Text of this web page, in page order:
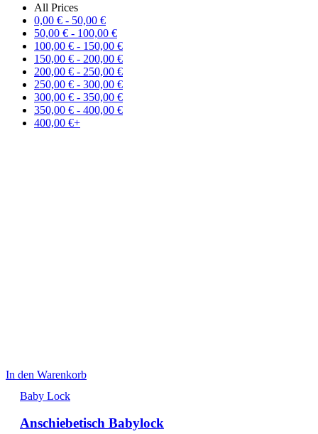
All Prices
0,00 € - 50,00 €
50,00 € - 100,00 €
100,00 € - 150,00 €
150,00 € - 200,00 €
200,00 € - 250,00 €
250,00 € - 300,00 €
300,00 € - 350,00 €
350,00 € - 400,00 €
400,00 €+
In den Warenkorb
Baby Lock
Anschiebetisch Babylock